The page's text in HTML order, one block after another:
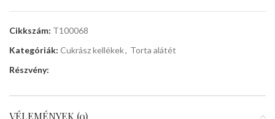
Cikkszám: T100068
Kategóriák: Cukrász kellékek, Torta alátét
Részvény:
VÉLEMÉNYEK (0)